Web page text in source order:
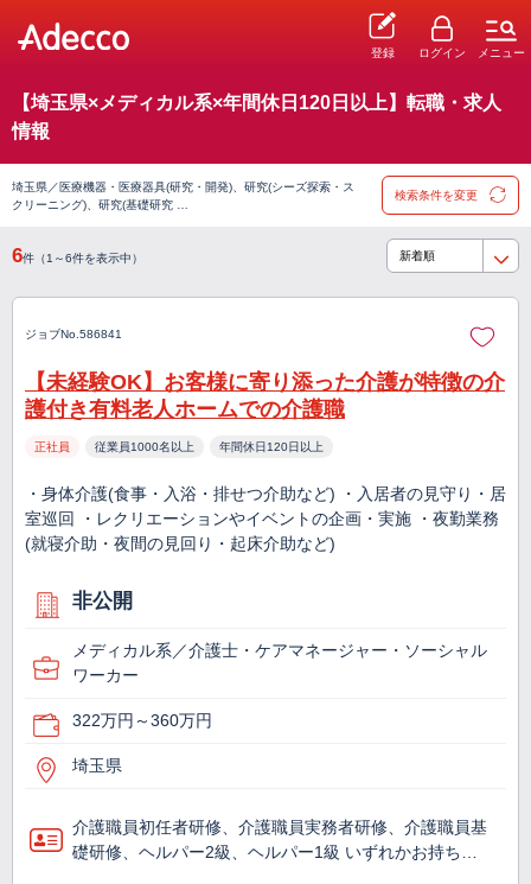
登録 ログイン メニュー
【埼玉県×メディカル系×年間休日120日以上】転職・求人
情報
埼玉県／医療機器・医療器具(研究・開発)、研究(シーズ探索・ス
クリーニング)、研究(基礎研究 …
検索条件を変更
6件（1～6件を表示中）
ジョブNo.586841
【未経験OK】お客様に寄り添った介護が特徴の介
護付き有料老人ホームでの介護職
正社員 従業員1000名以上 年間休日120日以上
・身体介護(食事・入浴・排せつ介助など) ・入居者の見守り・居
室巡回 ・レクリエーションやイベントの企画・実施 ・夜勤業務
(就寝介助・夜間の見回り・起床介助など)
非公開
メディカル系／介護士・ケアマネージャー・ソーシャル
ワーカー
322万円～360万円
埼玉県
介護職員初任者研修、介護職員実務者研修、介護職員基
礎研修、ヘルパー2級、ヘルパー1級 いずれかお持ち…